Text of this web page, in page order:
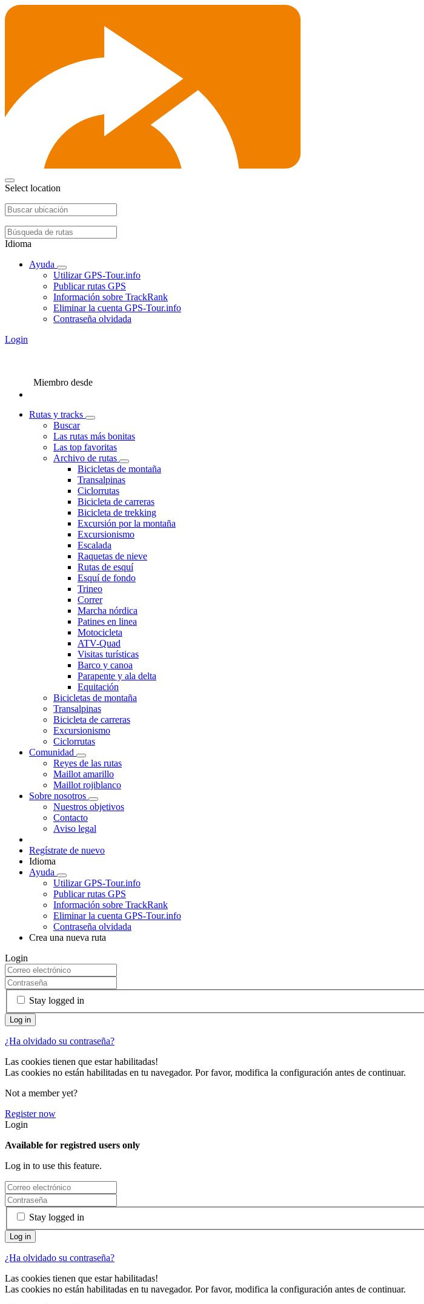
Select location
Idioma
Ayuda
Utilizar GPS-Tour.info
Publicar rutas GPS
Información sobre TrackRank
Eliminar la cuenta GPS-Tour.info
Contraseña olvidada
Login
Miembro desde
Rutas y tracks
Buscar
Las rutas más bonitas
Las top favoritas
Archivo de rutas
Bicicletas de montaña
Transalpinas
Ciclorrutas
Bicicleta de carreras
Bicicleta de trekking
Excursión por la montaña
Excursionismo
Escalada
Raquetas de nieve
Rutas de esquí
Esquí de fondo
Trineo
Correr
Marcha nórdica
Patines en linea
Motocicleta
ATV-Quad
Visitas turísticas
Barco y canoa
Parapente y ala delta
Equitación
Bicicletas de montaña
Transalpinas
Bicicleta de carreras
Excursionismo
Ciclorrutas
Comunidad
Reyes de las rutas
Maillot amarillo
Maillot rojiblanco
Sobre nosotros
Nuestros objetivos
Contacto
Aviso legal
Regístrate de nuevo
Idioma
Ayuda
Utilizar GPS-Tour.info
Publicar rutas GPS
Información sobre TrackRank
Eliminar la cuenta GPS-Tour.info
Contraseña olvidada
Crea una nueva ruta
Login
Stay logged in
¿Ha olvidado su contraseña?
Las cookies tienen que estar habilitadas!
Las cookies no están habilitadas en tu navegador. Por favor, modifica la configuración antes de continuar.
Not a member yet?
Register now
Login
Available for registred users only
Log in to use this feature.
Stay logged in
¿Ha olvidado su contraseña?
Las cookies tienen que estar habilitadas!
Las cookies no están habilitadas en tu navegador. Por favor, modifica la configuración antes de continuar.